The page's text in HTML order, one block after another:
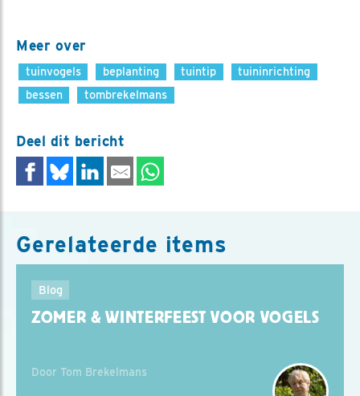
Meer over
tuinvogels beplanting tuintip
tuininrichting
bessen
tombrekelmans
Deel dit bericht
Gerelateerde items
Blog
ZOMER & WINTERFEEST VOOR VOGELS
Door Tom Brekelmans